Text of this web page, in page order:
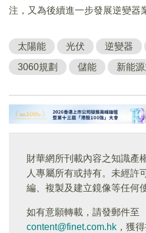
注，又為後續進一步發展逆變器
太陽能 光伏 逆變器
3060規劃 儲能 新能
財華網所刊載內容之知識產
人專屬所有或持有。未經許
編、複製及建立鏡像等任何
如有意願轉載，請發郵件至
content@finet.com.hk ，獲